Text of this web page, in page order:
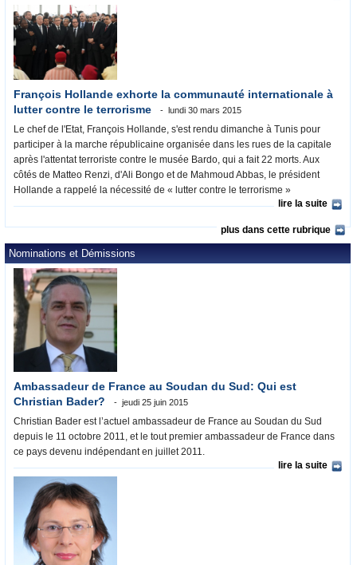
François Hollande exhorte la communauté internationale à
lutter contre le terrorisme
lundi 30 mars 2015
Le chef de l'Etat, François Hollande, s'est rendu dimanche à Tunis pour
participer à la marche républicaine organisée dans les rues de la capitale
après l'attentat terroriste contre le musée Bardo, qui a fait 22 morts. Aux
côtés de Matteo Renzi, d'Ali Bongo et de Mahmoud Abbas, le président
Hollande a rappelé la nécessité de « lutter contre le terrorisme »
lire la suite
plus dans cette rubrique
Nominations et Démissions
Ambassadeur de France au Soudan du Sud: Qui est
Christian Bader?
jeudi 25 juin 2015
Christian Bader est l’actuel ambassadeur de France au Soudan du Sud
depuis le 11 octobre 2011, et le tout premier ambassadeur de France dans
ce pays devenu indépendant en juillet 2011.
lire la suite